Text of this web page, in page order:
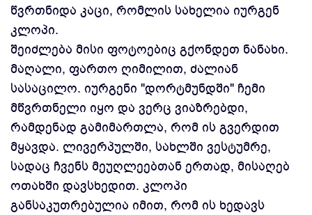
წვრთნიდა კაცი, რომლის სახელია იურგენ
კლოპი.
შეიძლება მისი ფოტოებიც გქონდეთ ნანახი.
მაღალი, ფართო ღიმილით, ძალიან
სასაცილო. იურგენი "დორტმუნდში" ჩემი
მწვრთნელი იყო და ვერც ვიაზრებდი,
რამდენად გამიმართლა, რომ ის გვერდით
მყავდა. ლივერპულში, სახლში ვესტუმრე,
სადაც ჩვენს მეუღლეებთან ერთად, მისაღებ
ოთახში დავსხედით. კლოპი
განსაკუთრებულია იმით, რომ ის ხედავს